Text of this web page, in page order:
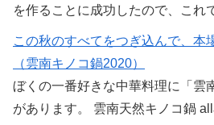
を作ることに成功したので、これ
この秋のすべてをつぎ込んで、本
（雲南キノコ鍋2020）
ぼくの一番好きな中華料理に「雲
があります。 雲南天然キノコ鍋